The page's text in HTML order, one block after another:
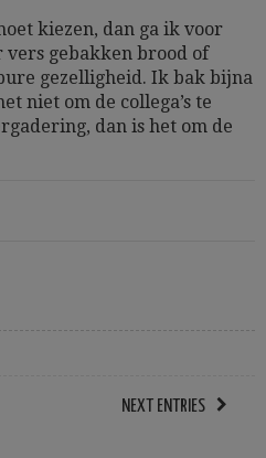
kiezen, dan ga ik voor
vers gebakken brood of
gezelligheid. Ik bak bijna
niet om de collega’s te
dan is het om de
NEXT ENTRIES